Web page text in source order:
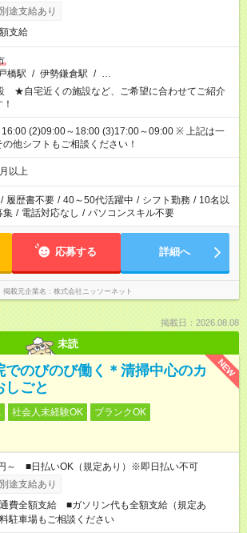
1200円（時給1400円×8h）
途支給あり
支給
橋駅 / 伊勢鎌倉駅 / …
★自宅近くの施設など、ご希望に合わせてご紹介
(2)09:00～18:00 (3)17:00～09:00 ※ 上記は一
他シフトもご相談ください！
以上
/ 履歴書不要 / 40～50代活躍中 / シフト勤務 / 10名以
集 / 電話対応なし / パソコンスキル不要
応募する 詳細へ
掲載元企業名 株式会社ニッソーネット
掲載日：2026.08.08
未読
NEW
でのびのび働く＊清掃中心のカ
しごと
社会人未経験OK
ブランクOK
～ ■日払いOK（規定あり）※即日払い不可
途支給あり
費全額支給 ■ガソリン代も全額支給（規定あ
駐車場もご相談ください